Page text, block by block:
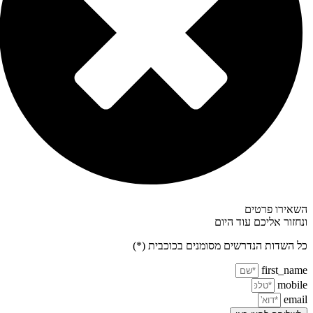
השאירו פרטים
ונחזור אליכם עוד היום
כל השדות הנדרשים מסומנים בכוכבית (*)
first_name
mobile
email